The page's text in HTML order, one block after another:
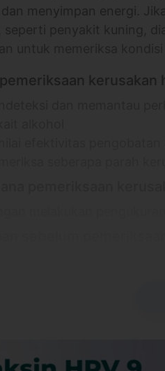
menyimpan energi.
kerusakan
melakukan
sebelum
seluruh kondisi
pemeriksaan
membutuhkan puasa,
direkomendasikan